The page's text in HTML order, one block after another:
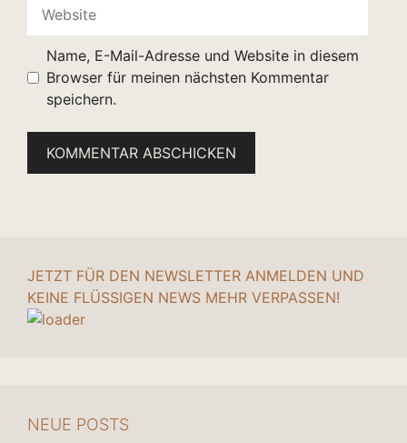
Name, E-Mail-Adresse und Website in diesem
Browser für meinen nächsten Kommentar
speichern.
JETZT FÜR DEN NEWSLETTER ANMELDEN UND
KEINE FLÜSSIGEN NEWS MEHR VERPASSEN!
NEUE POSTS